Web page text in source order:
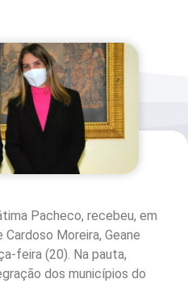
Pacheco, recebeu, em
Moreira, Geane
feira (20). Na pauta,
dos municípios do